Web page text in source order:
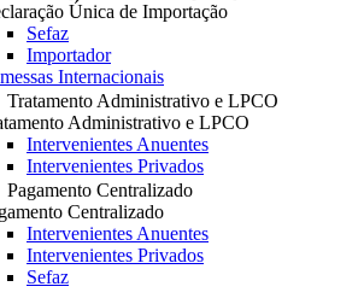
Única de Importação
Sefaz
Importador
Internacionais
Tratamento Administrativo e LPCO
Administrativo e LPCO
Intervenientes Anuentes
Intervenientes Privados
Pagamento Centralizado
Centralizado
Intervenientes Anuentes
Intervenientes Privados
Sefaz